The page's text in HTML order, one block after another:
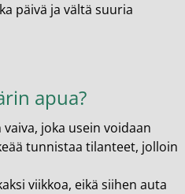
päivä ja vältä suuria
apua?
joka usein voidaan
tunnistaa tilanteet, jolloin
viikkoa, eikä siihen auta